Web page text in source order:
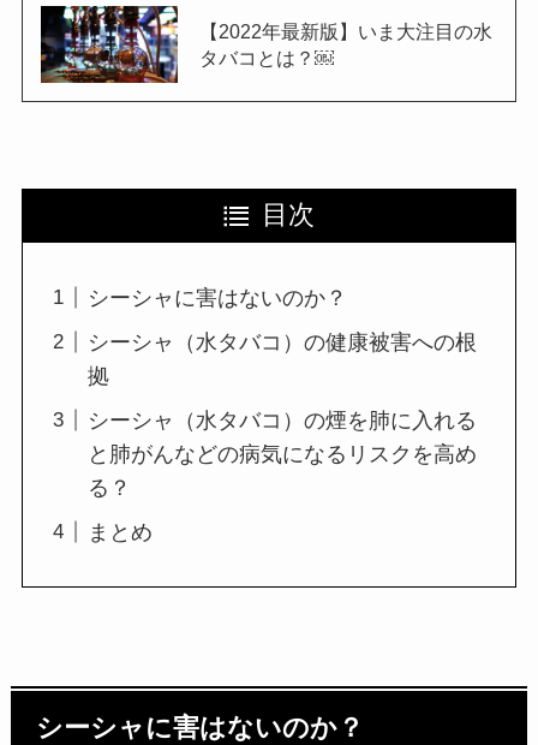
【2022年最新版】いま大注目の水
タバコとは？￼
目次
シーシャに害はないのか？
シーシャ（水タバコ）の健康被害への根
拠
シーシャ（水タバコ）の煙を肺に入れる
と肺がんなどの病気になるリスクを高め
る？
まとめ
シーシャに害はないのか？